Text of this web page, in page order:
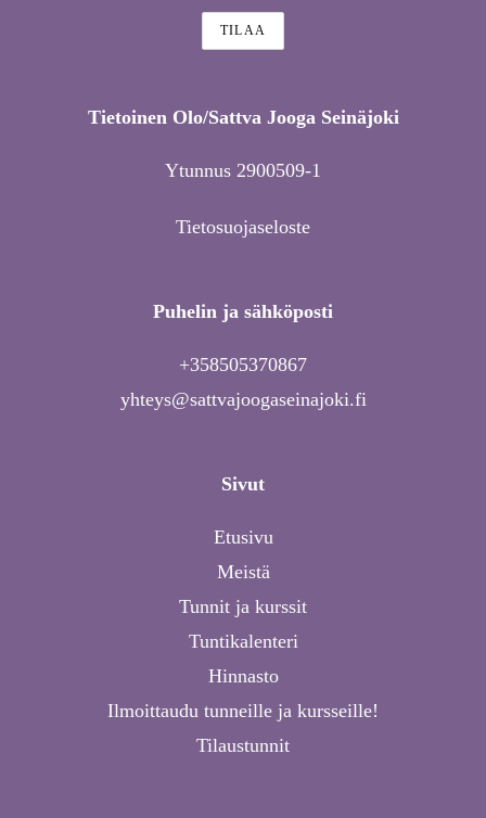
Tietoinen Olo/Sattva Jooga Seinäjoki
Ytunnus 2900509-1
Tietosuojaseloste
Puhelin ja sähköposti
+358505370867
yhteys@sattvajoogaseinajoki.fi
Sivut
Etusivu
Meistä
Tunnit ja kurssit
Tuntikalenteri
Hinnasto
Ilmoittaudu tunneille ja kursseille!
Tilaustunnit